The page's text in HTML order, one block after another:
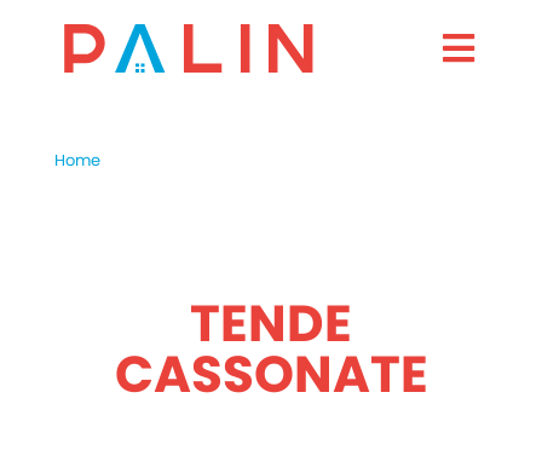
Home
TENDE
CASSONATE